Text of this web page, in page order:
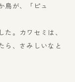
鳥が、「ピュ
。カワセミは、
ら、さみしいなと